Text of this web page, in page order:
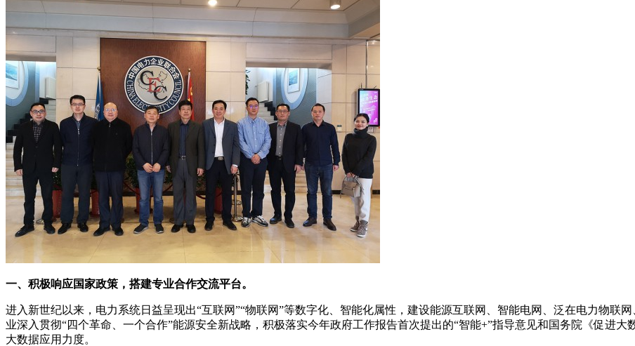
一、积极响应国家政策，搭建专业合作交流平台。
进入新世纪以来，电力系统日益呈现出“互联网”“物联网”等数字化、智能化属性，建设能源互联网、智能电网、泛在电力物联
业深入贯彻“四个革命、一个合作”能源安全新战略，积极落实今年政府工作报告首次提出的“智能+”指导意见和国务院《促进
大数据应用力度。